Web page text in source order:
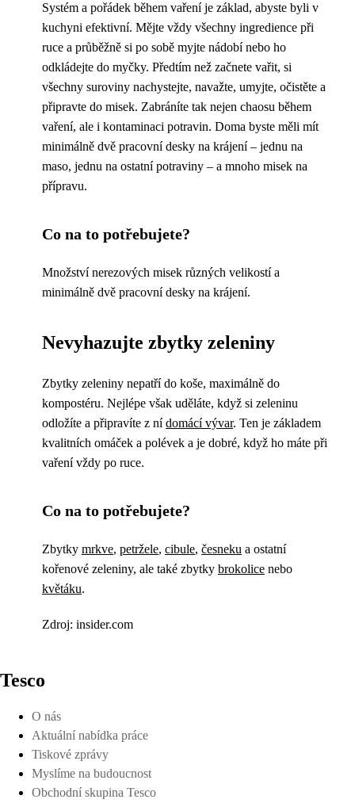
Systém a pořádek během vaření je základ, abyste byli v
kuchyni efektivní. Mějte vždy všechny ingredience při
ruce a průběžně si po sobě myjte nádobí nebo ho
odkládejte do myčky. Předtím než začnete vařit, si
všechny suroviny nachystejte, navažte, umyjte, očistěte a
připravte do misek. Zabráníte tak nejen chaosu během
vaření, ale i kontaminaci potravin. Doma byste měli mít
minimálně dvě pracovní desky na krájení – jednu na
maso, jednu na ostatní potraviny – a mnoho misek na
přípravu.
Co na to potřebujete?
Množství nerezových misek různých velikostí a
minimálně dvě pracovní desky na krájení.
Nevyhazujte zbytky zeleniny
Zbytky zeleniny nepatří do koše, maximálně do
kompostéru. Nejlépe však uděláte, když si zeleninu
odložíte a připravíte z nídomácí vývar. Ten je základem
kvalitních omáček a polévek a je dobré, když ho máte při
vaření vždy po ruce.
Co na to potřebujete?
Zbytky mrkve, petržele, cibule, česneku a ostatní
kořenové zeleniny, ale také zbytky brokolice nebo
květáku.
Zdroj: insider.com
Tesco
O nás
Aktuální nabídka práce
Tiskové zprávy
Myslíme na budoucnost
Obchodní skupina Tesco